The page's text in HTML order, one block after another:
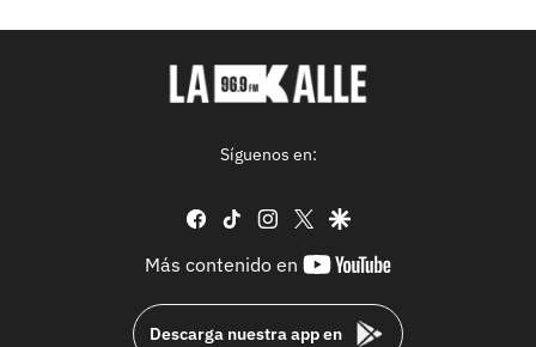
Síguenos en:
facebook
tiktok instagram
twittergoogle
Más contenido en
youtube-
Descarga nuestra app en